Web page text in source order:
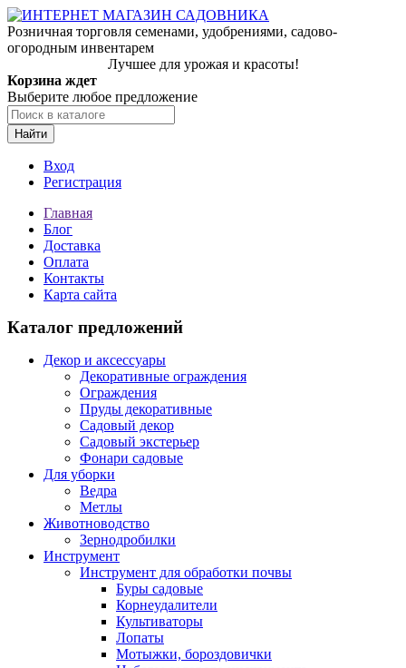
Розничная торговля семенами, удобрениями, садово-
огородным инвентарем
Лучшее для урожая и красоты!
Корзина ждет
Выберите любое предложение
Найти
Вход
Регистрация
Главная
Блог
Доставка
Оплата
Контакты
Карта сайта
Каталог предложений
Декор и аксессуары
Декоративные ограждения
Ограждения
Пруды декоративные
Садовый декор
Садовый экстерьер
Фонари садовые
Для уборки
Ведра
Метлы
Животноводство
Зернодробилки
Инструмент
Инструмент для обработки почвы
Буры садовые
Корнеудалители
Культиваторы
Лопаты
Мотыжки, бороздовички